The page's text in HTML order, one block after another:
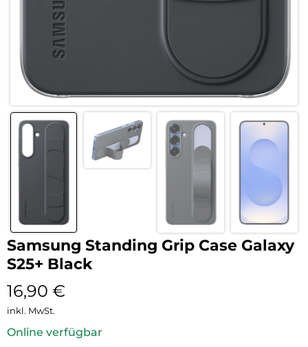
Samsung Standing Grip Case Galaxy
S25+ Black
16,90 €
inkl. MwSt.
Online verfügbar